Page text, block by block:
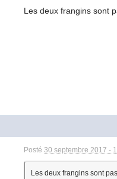
Les deux frangins sont
Posté30 septembre 2017 -
Les deux frangins sont